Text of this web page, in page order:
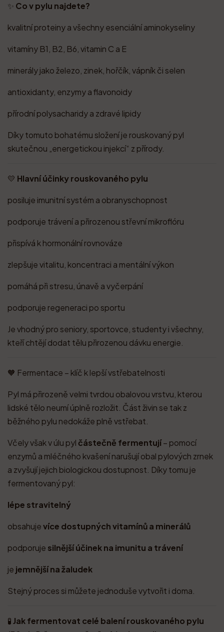
✨ Co v pylu najdete?
kvalitní proteiny a všechny esenciální aminokyseliny
vitamíny B1, B2, B6, vitamin C a E
minerály jako železo, zinek, hořčík, vápník či selen
antioxidanty, enzymy a flavonoidy
přírodní polysacharidy a zdravé lipidy
Díky tomuto bohatému složení je rouskovaný pyl
skutečnou „energetickou injekcí“ z přírody.
💛 Hlavní účinky rouskovaného pylu
posiluje imunitní systém a obranyschopnost
podporuje trávení a přirozenou střevní mikroflóru
přispívá k hormonální rovnováze
zlepšuje vitalitu, koncentraci a mentální výkon
pomáhá při stresu, únavě a vyčerpání
podporuje regeneraci po sportu
Je vhodný pro seniory, sportovce, studenty i všechny,
kteří chtějí dodat tělu přirozenou dávku energie.
🧡 Fermentace – klíč k lepší vstřebatelnosti
Pyl má přirozeně velmi tvrdou obalovou vrstvu, kterou
lidské tělo neumí úplně rozložit. Část živin se tak z
běžného pylu nedokáže plně vstřebat.
Včely však v úlu pylčástečně fermentují– pomocí
enzymů a mléčného kvašení narušují obal pylových zrnek
a zvyšují jejich biologickou dostupnost. Díky tomu je
fermentovaný pyl:
lépe stravitelný
obsahujevíce dostupných vitamínů a minerálů
podporuje silnější účinek na imunitu a trávení
je jemnější na žaludek
Stejný proces si můžete jednoduše vytvořit i doma.
🧪Jak fermentovat celé balení rouskovaného pylu